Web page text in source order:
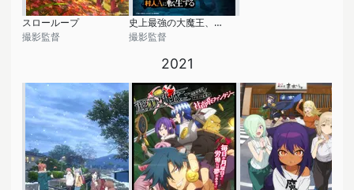
スローループ
撮影監督
史上最強の大魔王、村人Aに転生する
撮影監督
2021